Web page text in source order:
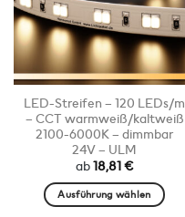
Optionen
können
auf
der
Produktseite
gewählt
werden
LED-Streifen – 120 LEDs/m
– CCT warmweiß/kaltweiß
2100-6000K – dimmbar
24V – ULM
ab18,81€
Ausführung wählen